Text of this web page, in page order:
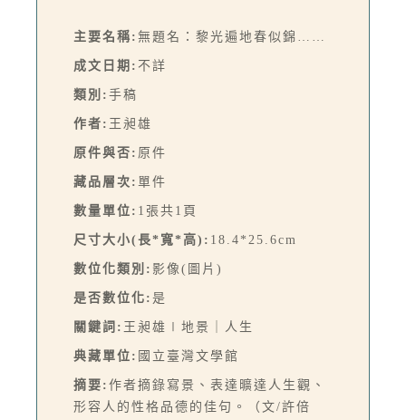
主要名稱: 無題名：黎光遍地春似錦……
成文日期: 不詳
類別: 手稿
作者: 王昶雄
原件與否: 原件
藏品層次: 單件
數量單位: 1張共1頁
尺寸大小(長*寬*高): 18.4*25.6cm
數位化類別: 影像(圖片)
是否數位化: 是
關鍵詞: 王昶雄∣地景｜人生
典藏單位: 國立臺灣文學館
摘要: 作者摘錄寫景、表達曠達人生觀、
形容人的性格品德的佳句。（文/許倍